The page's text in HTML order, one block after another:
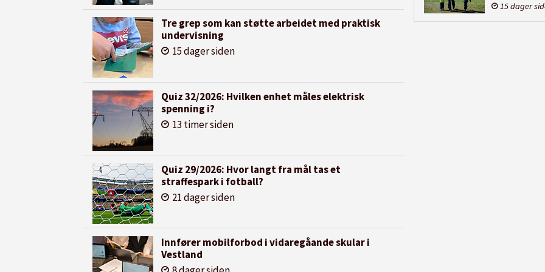
Tre grep som kan støtte arbeidet med praktisk
undervisning
15 dager siden
Quiz 32/2026: Hvilken enhet måles elektrisk
spenning i?
13 timer siden
Quiz 29/2026: Hvor langt fra mål tas et
straffespark i fotball?
21 dager siden
Innfører mobilforbod i vidaregåande skular i
Vestland
15 dager